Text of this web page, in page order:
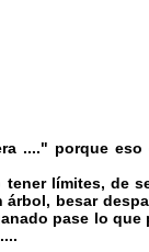
...." porque
límites, de
besar
pase lo